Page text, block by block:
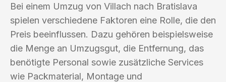
Bei einem Umzug von Villach nach Bratislava
spielen verschiedene Faktoren eine Rolle, die den
Preis beeinflussen. Dazu gehören beispielsweise
die Menge an Umzugsgut, die Entfernung, das
benötigte Personal sowie zusätzliche Services
wie Packmaterial, Montage und